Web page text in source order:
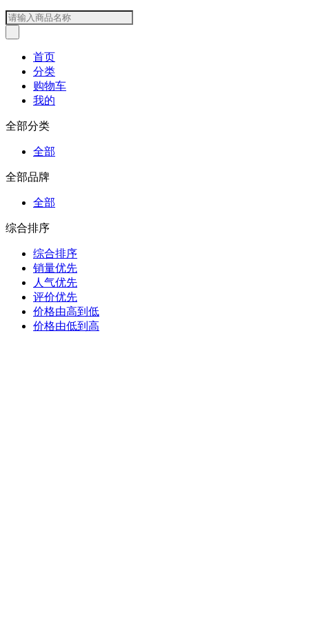
首页
分类
购物车
我的
全部分类
全部
全部品牌
全部
综合排序
综合排序
销量优先
人气优先
评价优先
价格由高到低
价格由低到高